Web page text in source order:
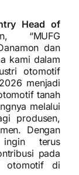
Head of
“MUFG
dan
kami dalam
otomotif
menjadi
tanah
melalui
produsen,
Dengan
terus
pada
otomotif di